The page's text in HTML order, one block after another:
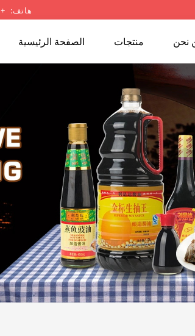
هاتف: +8613570467501
الصفحة الرئيسية منتجات نحن